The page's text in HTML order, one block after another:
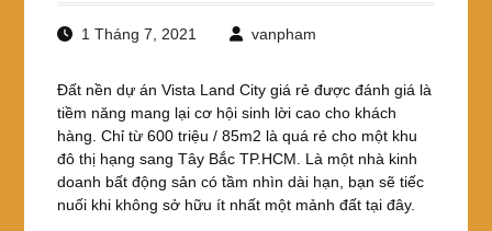
1 Tháng 7, 2021 vanpham
Đất nền dự án Vista Land City giá rẻ được đánh giá là
tiềm năng mang lại cơ hội sinh lời cao cho khách
hàng. Chỉ từ 600 triệu / 85m2 là quá rẻ cho một khu
đô thị hạng sang Tây Bắc TP.HCM. Là một nhà kinh
doanh bất động sản có tầm nhìn dài hạn, bạn sẽ tiếc
nuối khi không sở hữu ít nhất một mảnh đất tại đây.